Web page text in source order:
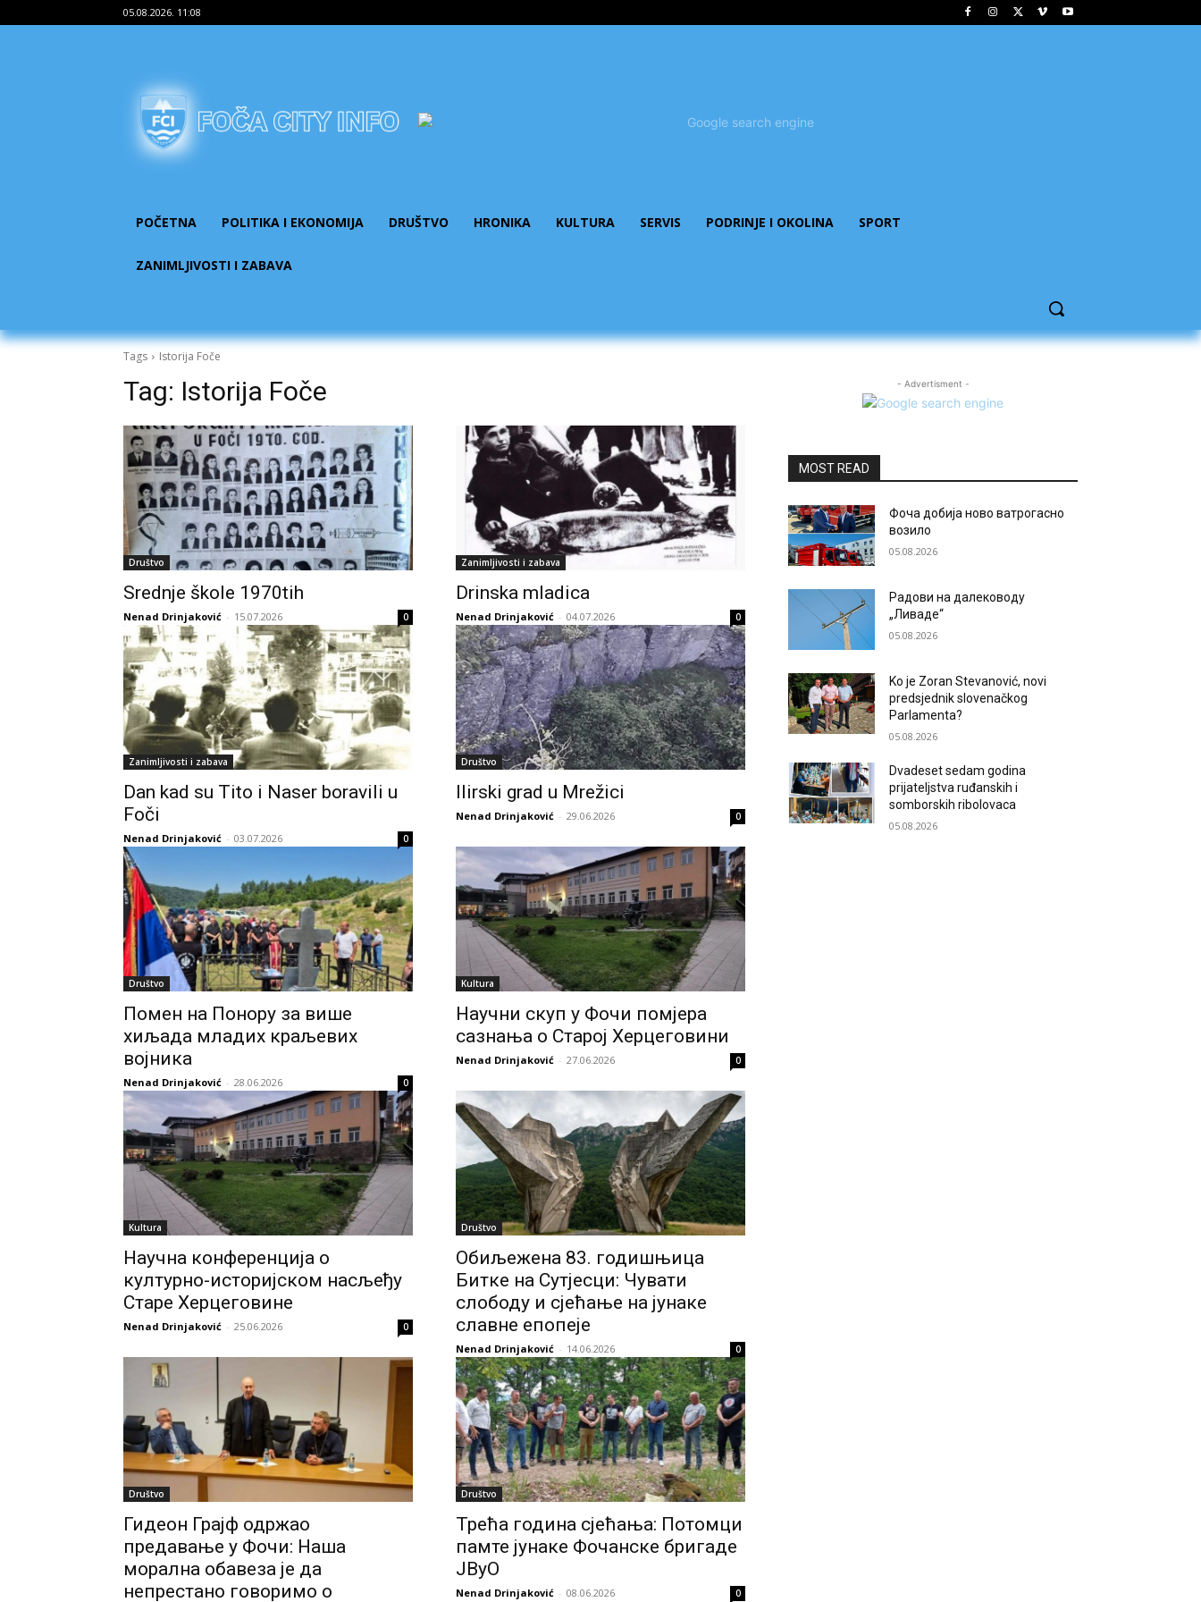
05.08.2026. 11:08
POČETNA POLITIKA I EKONOMIJA DRUŠTVO HRONIKA KULTURA SERVIS PODRINJE I OKOLINA SPORT
ZANIMLJIVOSTI I ZABAVA
Tags Istorija Foče
Tag: Istorija Foče
Društvo
Srednje škole 1970tih
Nenad Drinjaković - 15.07.2026 0
Zanimljivosti i zabava
Drinska mladica
Nenad Drinjaković - 04.07.2026 0
Zanimljivosti i zabava
Dan kad su Tito i Naser boravili u
Foči
Nenad Drinjaković - 03.07.2026 0
Društvo
Ilirski grad u Mrežici
Nenad Drinjaković - 29.06.2026 0
Društvo
Помен на Понору за више
хиљада младих краљевих
војника
Nenad Drinjaković - 28.06.2026 0
Kultura
Научни скуп у Фочи помјера
сазнања о Старој Херцеговини
Nenad Drinjaković - 27.06.2026 0
Kultura
Научна конференција о
културно-историјском насљеђу
Старе Херцеговине
Nenad Drinjaković - 25.06.2026 0
Društvo
Обиљежена 83. годишњица
Битке на Сутјесци: Чувати
слободу и сјећање на јунаке
славне епопеје
Nenad Drinjaković - 14.06.2026 0
Društvo
Гидеон Грајф одржао
предавање у Фочи: Наша
морална обавеза је да
непрестано говоримо о
Društvo
Трећа година сјећања: Потомци
памте јунаке Фочанске бригаде
ЈВуО
Nenad Drinjaković - 08.06.2026 0
- Advertisment -
MOST READ
Фоча добија ново ватрогасно
возило
05.08.2026
Радови на далеководу
„Ливаде“
05.08.2026
Ko je Zoran Stevanović, novi
predsjednik slovenačkog
Parlamenta?
05.08.2026
Dvadeset sedam godina
prijateljstva ruđanskih i
somborskih ribolovaca
05.08.2026